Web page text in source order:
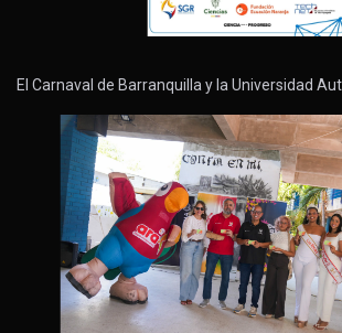
El Carnaval de Barranquilla y la Universidad